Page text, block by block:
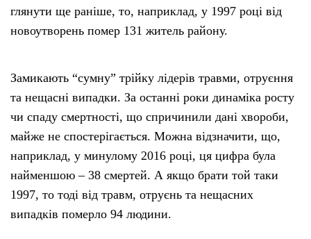
глянути ще раніше, то, наприклад, у 1997 році від
новоутворень помер 131 житель району.
Замикають “сумну” трійку лідерів травми, отруєння
та нещасні випадки. За останні роки динаміка росту
чи спаду смертності, що спричинили дані хвороби,
майже не спостерігається. Можна відзначити, що,
наприклад, у минулому 2016 році, ця цифра була
найменшою – 38 смертей. А якщо брати той таки
1997, то тоді від травм, отруєнь та нещасних
випадків померло 94 людини.